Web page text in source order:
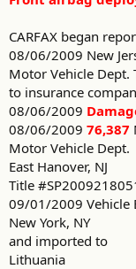
CARFAX began
08/06/2009 New
Motor Vehicle
to insurance
08/06/2009
08/06/2009 76,387
Motor Vehicle Dept.
East Hanover, NJ
Title
09/01/2009 Vehicle
New York, NY
and imported to
Lithuania